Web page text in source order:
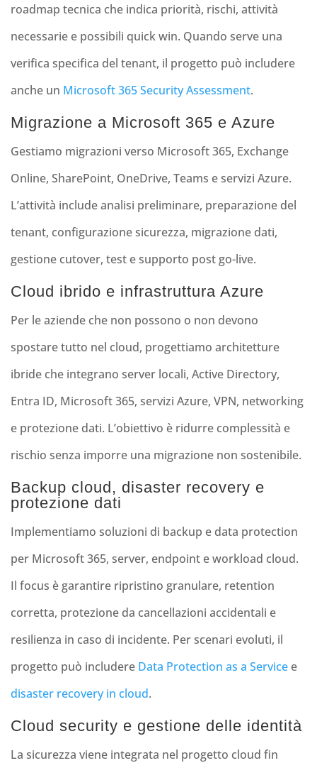
roadmap tecnica che indica priorità, rischi, attività
necessarie e possibili quick win. Quando serve una
verifica specifica del tenant, il progetto può includere
anche un Microsoft 365 Security Assessment.
Migrazione a Microsoft 365 e Azure
Gestiamo migrazioni verso Microsoft 365, Exchange
Online, SharePoint, OneDrive, Teams e servizi Azure.
L’attività include analisi preliminare, preparazione del
tenant, configurazione sicurezza, migrazione dati,
gestione cutover, test e supporto post go-live.
Cloud ibrido e infrastruttura Azure
Per le aziende che non possono o non devono
spostare tutto nel cloud, progettiamo architetture
ibride che integrano server locali, Active Directory,
Entra ID, Microsoft 365, servizi Azure, VPN, networking
e protezione dati. L’obiettivo è ridurre complessità e
rischio senza imporre una migrazione non sostenibile.
Backup cloud, disaster recovery e
protezione dati
Implementiamo soluzioni di backup e data protection
per Microsoft 365, server, endpoint e workload cloud.
Il focus è garantire ripristino granulare, retention
corretta, protezione da cancellazioni accidentali e
resilienza in caso di incidente. Per scenari evoluti, il
progetto può includere Data Protection as a Service e
disaster recovery in cloud.
Cloud security e gestione delle identità
La sicurezza viene integrata nel progetto cloud fin